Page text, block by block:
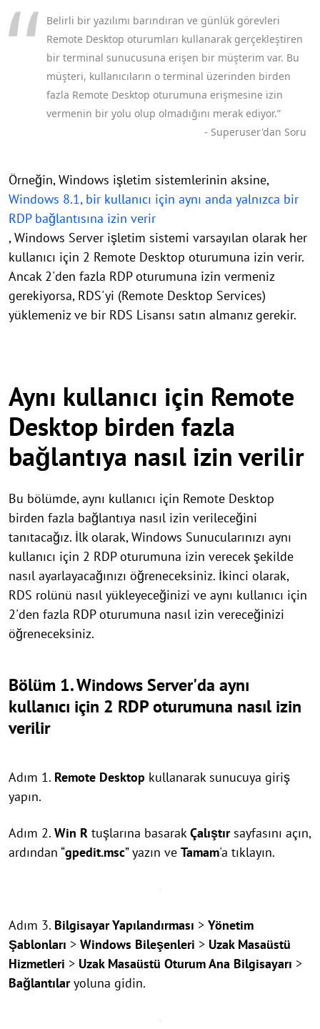
Belirli bir yazılımı barındıran ve günlük görevleri
Remote Desktop oturumları kullanarak gerçekleştiren
bir terminal sunucusuna erişen bir müşterim var. Bu
müşteri, kullanıcıların o terminal üzerinden birden
fazla Remote Desktop oturumuna erişmesine izin
vermenin bir yolu olup olmadığını merak ediyor.”
- Superuser'dan Soru
Örneğin, Windows işletim sistemlerinin aksine,
Windows 8.1, bir kullanıcı için aynı anda yalnızca bir
RDP bağlantısına izin verir
, Windows Server işletim sistemi varsayılan olarak her
kullanıcı için 2 Remote Desktop oturumuna izin verir.
Ancak 2'den fazla RDP oturumuna izin vermeniz
gerekiyorsa, RDS'yi (Remote Desktop Services)
yüklemeniz ve bir RDS Lisansı satın almanız gerekir.
Aynı kullanıcı için Remote
Desktop birden fazla
bağlantıya nasıl izin verilir
Bu bölümde, aynı kullanıcı için Remote Desktop
birden fazla bağlantıya nasıl izin verileceğini
tanıtacağız. İlk olarak, Windows Sunucularınızı aynı
kullanıcı için 2 RDP oturumuna izin verecek şekilde
nasıl ayarlayacağınızı öğreneceksiniz. İkinci olarak,
RDS rolünü nasıl yükleyeceğinizi ve aynı kullanıcı için
2'den fazla RDP oturumuna nasıl izin vereceğinizi
öğreneceksiniz.
Bölüm 1. Windows Server'da aynı
kullanıcı için 2 RDP oturumuna nasıl izin
verilir
Adım 1. Remote Desktop kullanarak sunucuya giriş
yapın.
Adım 2. Win R tuşlarına basarakÇalıştırsayfasını açın,
ardından “gpedit.msc” yazın ve Tamam'a tıklayın.
Adım 3. Bilgisayar Yapılandırması > Yönetim
Şablonları > Windows Bileşenleri > Uzak Masaüstü
Hizmetleri > Uzak Masaüstü Oturum Ana Bilgisayarı >
Bağlantılaryoluna gidin.